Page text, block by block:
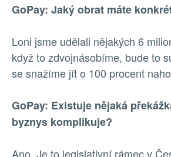
GoPay: Jaký obrat máte
Loni jsme udělali nějakých 6
když to zdvojnásobíme, bude to
se snažíme jít o 100 procent
GoPay: Existuje nějaká
byznys komplikuje?
Ano. Je to legislativní rámec v